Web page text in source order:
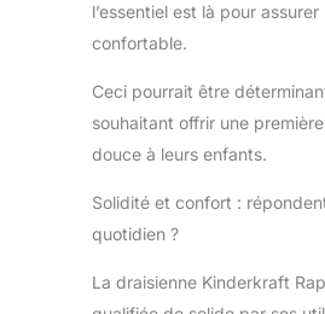
la
l’essentiel est là pour
confortable.
Ceci pourrait être
souhaitant offrir une
douce à leurs enfants.
Solidité et confort :
quotidien ?
La draisienne Kinderkraft